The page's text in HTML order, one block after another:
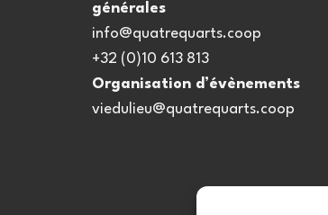
générales
info@quatrequarts.coop
+32 (0)10 613 813
Organisation d’évènements
viedulieu@quatrequarts.coop